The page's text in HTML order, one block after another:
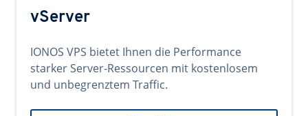
vServer
IONOS VPS bietet Ihnen die Performance
starker Server-Ressourcen mit kostenlosem
und unbegrenztem Traffic.